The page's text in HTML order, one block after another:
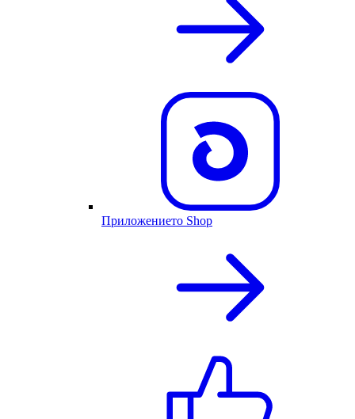
Приложението Shop